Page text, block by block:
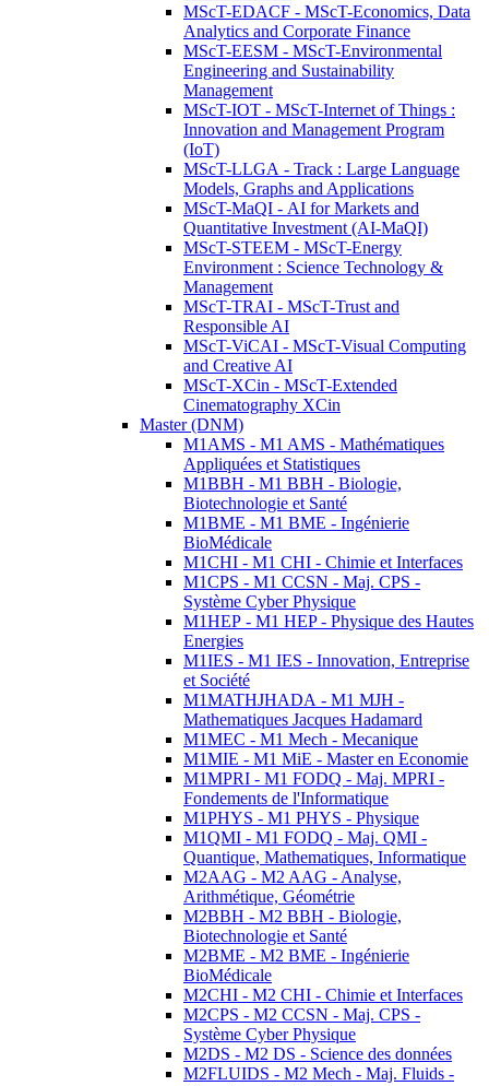
MScT-EDACF - MScT-Economics, Data
Analytics and Corporate Finance
MScT-EESM - MScT-Environmental
Engineering and Sustainability
Management
MScT-IOT - MScT-Internet of Things :
Innovation and Management Program
(IoT)
MScT-LLGA - Track : Large Language
Models, Graphs and Applications
MScT-MaQI - AI for Markets and
Quantitative Investment (AI-MaQI)
MScT-STEEM - MScT-Energy
Environment : Science Technology &
Management
MScT-TRAI - MScT-Trust and
Responsible AI
MScT-ViCAI - MScT-Visual Computing
and Creative AI
MScT-XCin - MScT-Extended
Cinematography XCin
Master (DNM)
M1AMS - M1 AMS - Mathématiques
Appliquées et Statistiques
M1BBH - M1 BBH - Biologie,
Biotechnologie et Santé
M1BME - M1 BME - Ingénierie
BioMédicale
M1CHI - M1 CHI - Chimie et Interfaces
M1CPS - M1 CCSN - Maj. CPS -
Système Cyber Physique
M1HEP - M1 HEP - Physique des Hautes
Energies
M1IES - M1 IES - Innovation, Entreprise
et Société
M1MATHJHADA - M1 MJH -
Mathematiques Jacques Hadamard
M1MEC - M1 Mech - Mecanique
M1MIE - M1 MiE - Master en Economie
M1MPRI - M1 FODQ - Maj. MPRI -
Fondements de l'Informatique
M1PHYS - M1 PHYS - Physique
M1QMI - M1 FODQ - Maj. QMI -
Quantique, Mathematiques, Informatique
M2AAG - M2 AAG - Analyse,
Arithmétique, Géométrie
M2BBH - M2 BBH - Biologie,
Biotechnologie et Santé
M2BME - M2 BME - Ingénierie
BioMédicale
M2CHI - M2 CHI - Chimie et Interfaces
M2CPS - M2 CCSN - Maj. CPS -
Système Cyber Physique
M2DS - M2 DS - Science des données
M2FLUIDS - M2 Mech - Maj. Fluids -